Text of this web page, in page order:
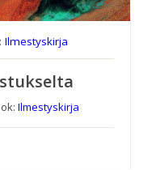
Ilmestyskirja
Ilmestyskirja